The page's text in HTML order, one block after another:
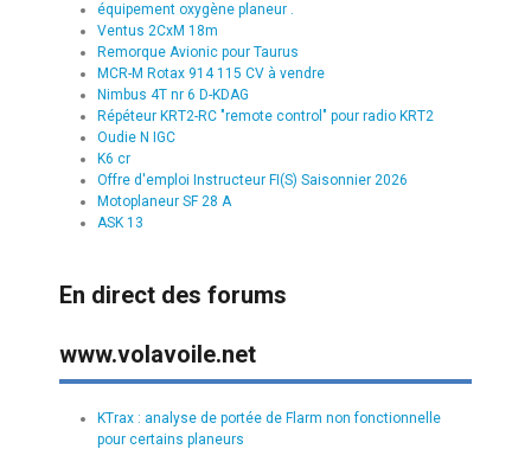
équipement oxygène planeur .
Ventus 2CxM 18m
Remorque Avionic pour Taurus
MCR-M Rotax 914 115 CV à vendre
Nimbus 4T nr 6 D-KDAG
Répéteur KRT2-RC "remote control" pour radio KRT2
Oudie N IGC
K6 cr
Offre d'emploi Instructeur FI(S) Saisonnier 2026
Motoplaneur SF 28 A
ASK 13
En direct des forums
www.volavoile.net
KTrax : analyse de portée de Flarm non fonctionnelle
pour certains planeurs